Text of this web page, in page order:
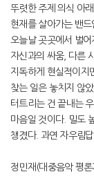
뚜렷한 주제 의식 아
현재를 살아가는 밴
오늘날 곳곳에서 벌
자신과의 싸움, 다른
지독하게 현실적이지
찾는 일은 놓치지 않
터트리는 건 끝내는
마음일 것이다. 밀도
챙겼다. 과연 자우림답
정민재(대중음악 평론